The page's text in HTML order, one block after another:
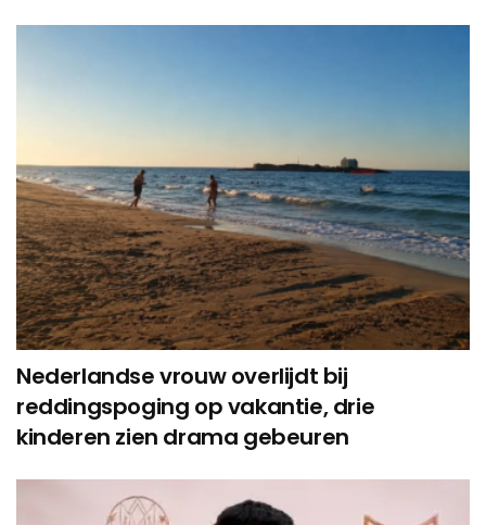
Nederlandse vrouw overlijdt bij
reddingspoging op vakantie, drie
kinderen zien drama gebeuren